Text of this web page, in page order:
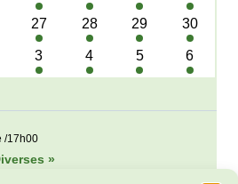
évènementévènementévènement
1
évènement
27
1
évènement
28
1
évènement
29
1
30
1
évènement
3
1
évènement
4
1
évènement
5
1
6
/17h00
»